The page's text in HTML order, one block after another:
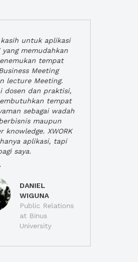
kasih untuk aplikasi
yang memudahkan
tempat
Meeting
lecture Meeting.
dosen dan praktisi,
tempat
sebagai wadah
maupun
knowledge. XWORK
aplikasi, tapi
saya.
DANIEL
WIGUNA
Public Relations
at Binus
University